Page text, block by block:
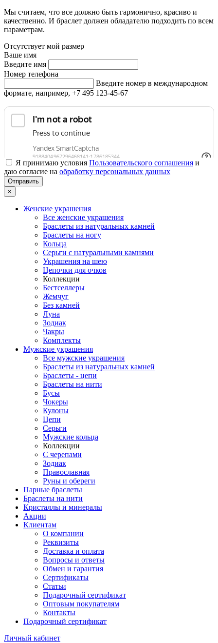
Мы считаем, что все должно быть гармонично, красиво и
качественно. И браслет должен обладателю подходить по всем
параметрам.
Отсутствует мой размер
Ваше имя
Введите имя
Номер телефона
Введите номер в международном
формате, например, +7 495 123-45-67
Я принимаю условия Пользовательского соглашения и
даю согласие на обработку персональных данных
×
Женские украшения
Все женские украшения
Браслеты из натуральных камней
Браслеты на ногу
Кольца
Серьги с натуральными камнями
Украшения на шею
Цепочки для очков
Коллекции
Бестселлеры
Жемчуг
Без камней
Луна
Зодиак
Чакры
Комплекты
Мужские украшения
Все мужские украшения
Браслеты из натуральных камней
Браслеты - цепи
Браслеты на нити
Бусы
Чокеры
Кулоны
Цепи
Серьги
Мужские кольца
Коллекции
С черепами
Зодиак
Православная
Руны и обереги
Парные браслеты
Браслеты на нити
Кристаллы и минералы
Акции
Клиентам
О компании
Реквизиты
Доставка и оплата
Вопросы и ответы
Обмен и гарантия
Сертификаты
Статьи
Подарочный сертификат
Оптовым покупателям
Контакты
Подарочный сертификат
Личный кабинет